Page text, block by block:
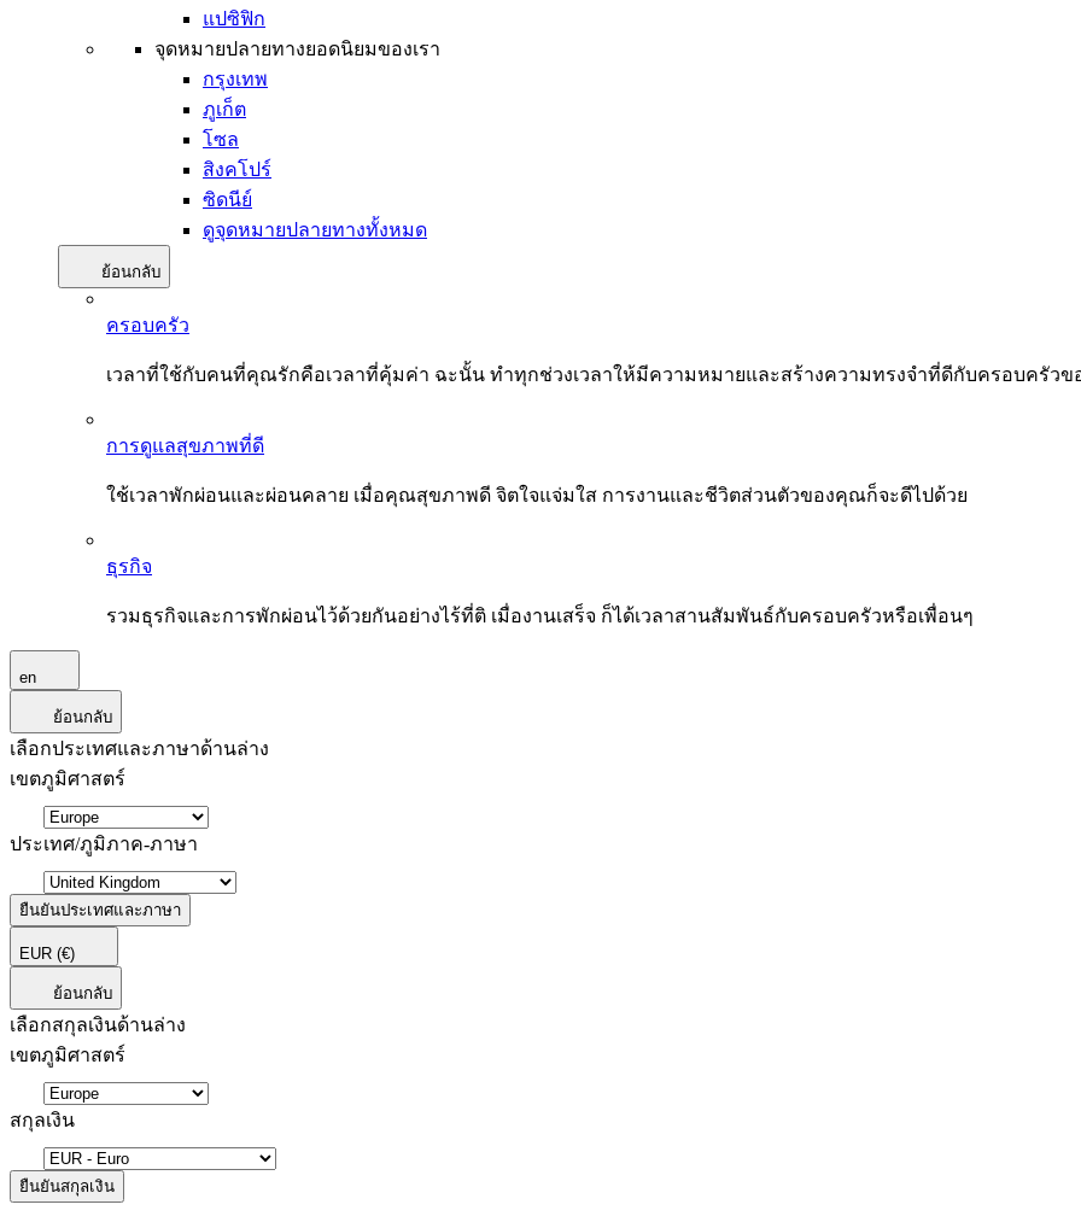
แปซิฟิก
จุดหมายปลายทางยอดนิยมของเรา
กรุงเทพ
ภูเก็ต
โซล
สิงคโปร์
ซิดนีย์
ดูจุดหมายปลายทางทั้งหมด
ย้อนกลับ
ครอบครัว
เวลาที่ใช้กับคนที่คุณรักคือเวลาที่คุ้มค่า ฉะนั้น ทำทุกช่วงเวลาให้มีความหมายและสร้างความทรงจำที่ดีกับครอบครัว
การดูแลสุขภาพที่ดี
ใช้เวลาพักผ่อนและผ่อนคลาย เมื่อคุณสุขภาพดี จิตใจแจ่มใส การงานและชีวิตส่วนตัวของคุณก็จะดีไปด้วย
ธุรกิจ
รวมธุรกิจและการพักผ่อนไว้ด้วยกันอย่างไร้ที่ติ เมื่องานเสร็จ ก็ได้เวลาสานสัมพันธ์กับครอบครัวหรือเพื่อนๆ
en
ย้อนกลับ
เลือกประเทศและภาษาด้านล่าง
เขตภูมิศาสตร์
ประเทศ/ภูมิภาค-ภาษา
ยืนยันประเทศและภาษา
EUR (€)
ย้อนกลับ
เลือกสกุลเงินด้านล่าง
เขตภูมิศาสตร์
สกุลเงิน
ยืนยันสกุลเงิน